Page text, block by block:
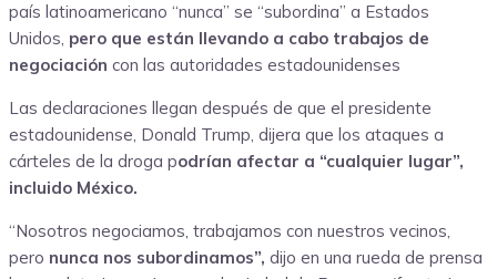
país latinoamericano “nunca” se “subordina” a Estados
Unidos, pero que están llevando a cabo trabajos de
negociación con las autoridades estadounidenses
Las declaraciones llegan después de que el presidente
estadounidense, Donald Trump, dijera que los ataques a
cárteles de la droga podrían afectar a “cualquier lugar”,
incluido México.
“Nosotros negociamos, trabajamos con nuestros vecinos,
pero nunca nos subordinamos”, dijo en una rueda de prensa